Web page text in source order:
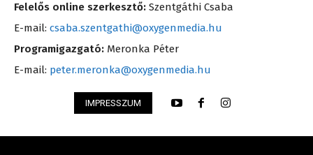
Felelős online szerkesztő: Szentgáthi Csaba
E-mail: csaba.szentgathi@oxygenmedia.hu
Programigazgató: Meronka Péter
E-mail: peter.meronka@oxygenmedia.hu
IMPRESSZUM